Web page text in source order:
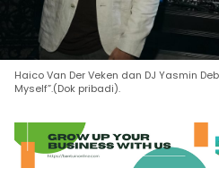
Haico Van Der Veken dan DJ Yasmin
Myself”.(Dok pribadi).